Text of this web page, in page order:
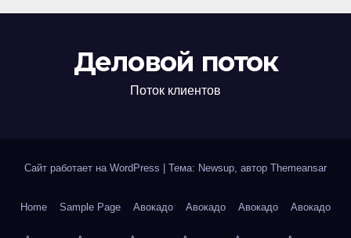
Деловой поток
Поток клиентов
Сайт работает на WordPress Тема: Newsup, автор Themeansar
Home Sample Page Авокадо Авокадо Авокадо Авокадо